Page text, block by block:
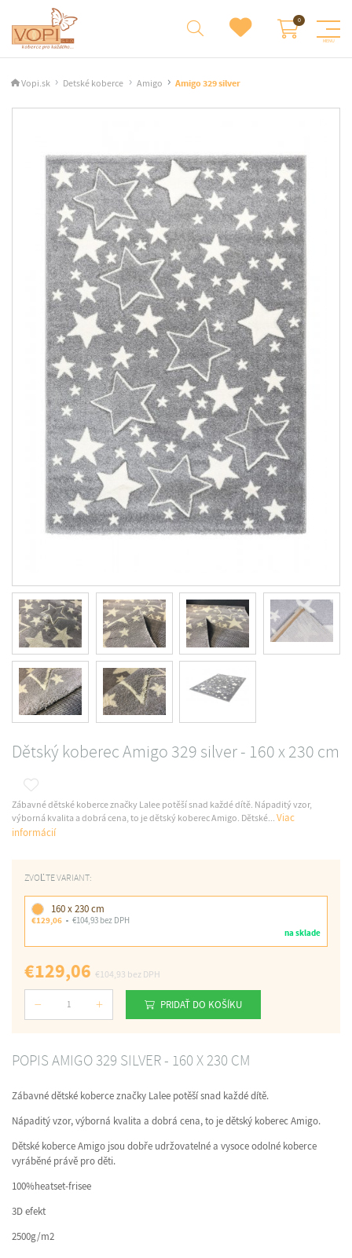
Vopi.sk Detské koberce Amigo Amigo 329 silver
Dětský koberec Amigo 329 silver - 160 x 230 cm
Zábavné dětské koberce značky Lalee potěší snad každé dítě. Nápaditý vzor,
výborná kvalita a dobrá cena, to je dětský koberec Amigo. Dětské...Viac
informácií
ZVOĽTE VARIANT:
160 x 230 cm
€129,06
€104,93 bez DPH
na sklade
€129,06 €104,93 bez DPH
Počet PRIDAŤ DO KOŠÍKU
POPIS AMIGO 329 SILVER - 160 X 230 CM
Zábavné dětské koberce značky Lalee potěší snad každé dítě.
Nápaditý vzor, výborná kvalita a dobrá cena, to je dětský koberec Amigo.
Dětské koberce Amigo jsou dobře udržovatelné a vysoce odolné koberce
vyráběné právě pro děti.
100%heatset-frisee
3D efekt
2500g/m2